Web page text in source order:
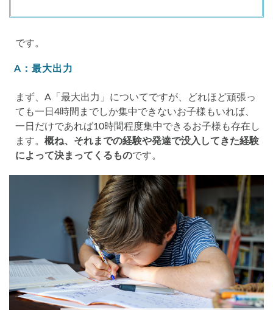
です。
A：最大出力
まず、A「最大出力」についてですが、どれほど頑張っ
ても一日4時間までしか集中できないお子様もいれば、
一日だけであれば10時間程度集中できるお子様も存在し
ます。 概ね、それまでの経験や発達で没入してきた経験
によって決まってくるものです。